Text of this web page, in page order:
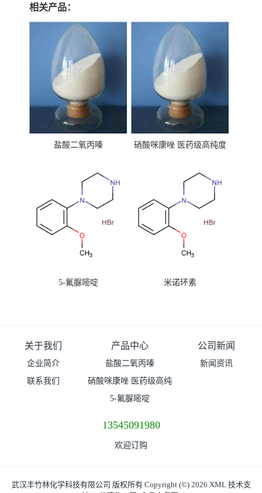
相关产品：
盐酸二氧丙嗪
硝酸咪康唑 医药级高纯度
5-氟脲嘧啶 米诺环素
关于我们
企业简介
联系我们
产品中心
盐酸二氧丙嗪
硝酸咪康唑 医药级高纯
度99%原粉
5-氟脲嘧啶
公司新闻
新闻资讯
13545091980
欢迎订购
武汉丰竹林化学科技有限公司 版权所有 Copyright (©) 2026 XML技术支